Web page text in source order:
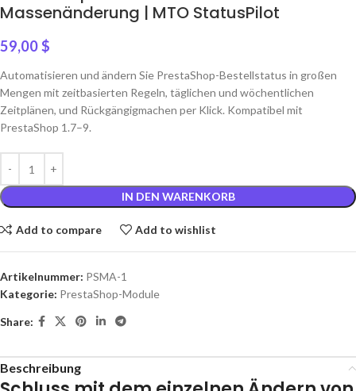
Massenänderung | MTO StatusPilot
59,00$
Automatisieren und ändern Sie PrestaShop-Bestellstatus in großen
Mengen mit zeitbasierten Regeln, täglichen und wöchentlichen
Zeitplänen, und Rückgängigmachen per Klick. Kompatibel mit
PrestaShop 1.7–9.
IN DEN WARENKORB
Add to compare Add to wishlist
Artikelnummer: PSMA-1
Kategorie: PrestaShop-Module
Share:
Beschreibung